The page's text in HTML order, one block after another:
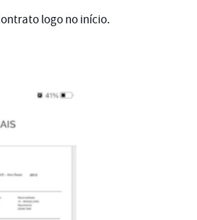
logo no início.